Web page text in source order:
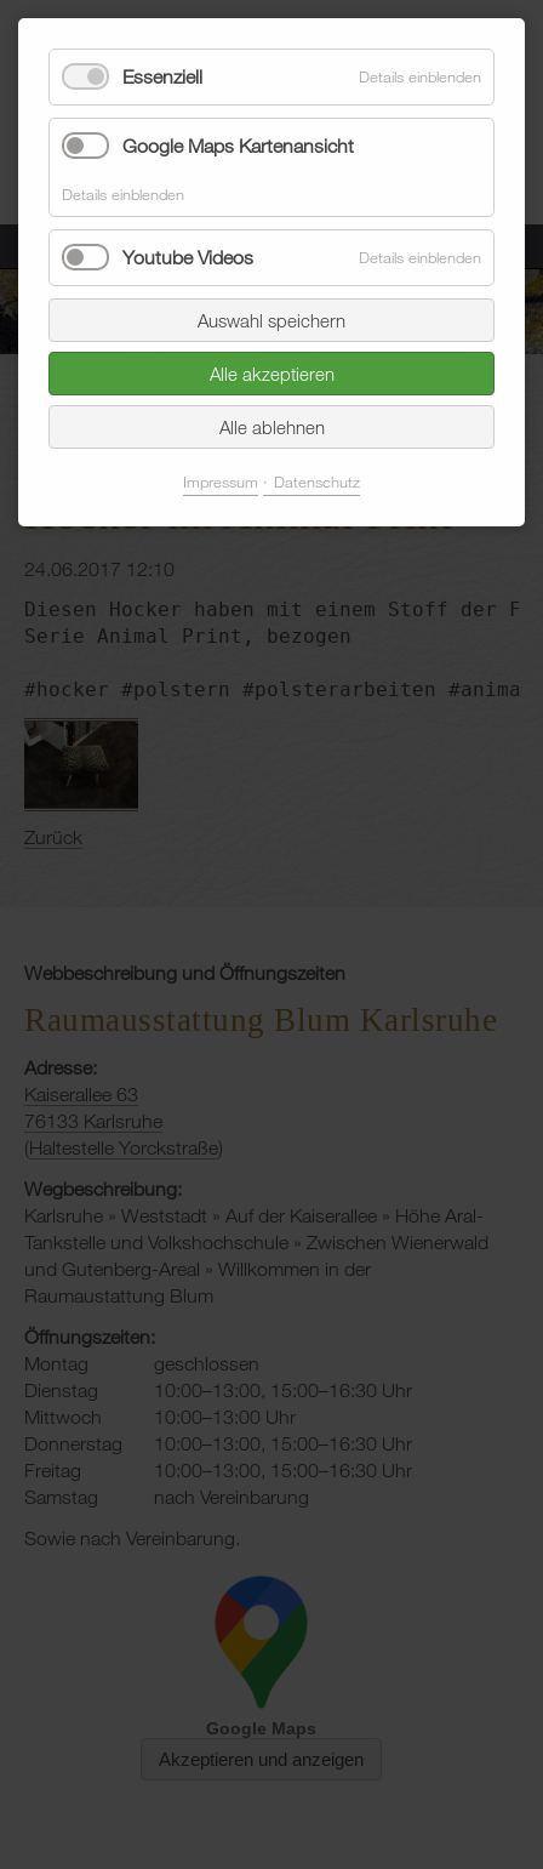
Menü
Aktuelles Blogeintrag
Hocker im Animal Print
24.06.2017 12:10
Diesen Hocker haben mit einem Stoff der
Serie Animal Print, bezogen
#hocker #polstern #polsterarbeiten
Zurück
Webbeschreibung und Öffnungszeiten
Raumausstattung Blum Karlsruhe
Adresse:
Kaiserallee 63
76133 Karlsruhe
(Haltestelle Yorckstraße)
Wegbeschreibung:
Karlsruhe » Weststadt » Auf der Kaiserallee » Höhe Aral-
Tankstelle und Volkshochschule » Zwischen Wienerwald
und Gutenberg-Areal » Willkommen in der
Raumaustattung Blum
Öffnungszeiten:
Montag
geschlossen
Dienstag
10:00–13:00, 15:00–16:30 Uhr
Mittwoch
10:00–13:00 Uhr
Donnerstag
10:00–13:00, 15:00–16:30 Uhr
Freitag
10:00–13:00, 15:00–16:30 Uhr
Samstag
nach Vereinbarung
Sowie nach Vereinbarung.
Essenziell Details einblenden
Google Maps Kartenansicht
Details einblenden
Youtube Videos Details einblenden
Auswahl speichern
Alle akzeptieren
Alle ablehnen
Impressum Datenschutz